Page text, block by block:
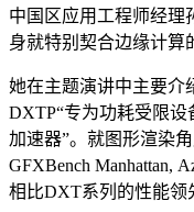
中国区应用工程师经理
身就特别契合边缘计算
她在主题演讲中主要介
DXTP“专为功耗受限
加速器”。就图形渲染
GFXBench Manhattan,
相比DXT系列的性能领